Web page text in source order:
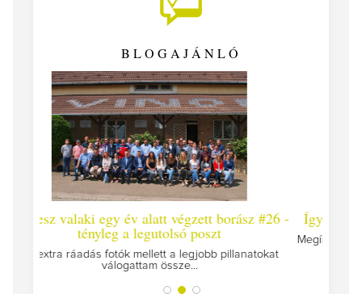
BLOGAJÁNLÓ
#26 -
pillanatokat
Így lesz valaki egy év alatt végzett borász
Megírtuk a modulzáró vizsgákat, már lázasan
az utolsó...